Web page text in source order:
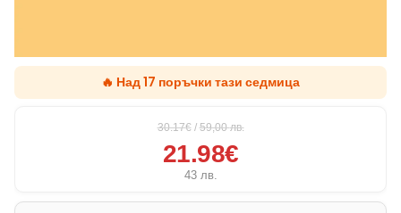
🔥 Над 17 поръчки тази седмица
30.17€ / 59,00лв.
21.98€
43 лв.